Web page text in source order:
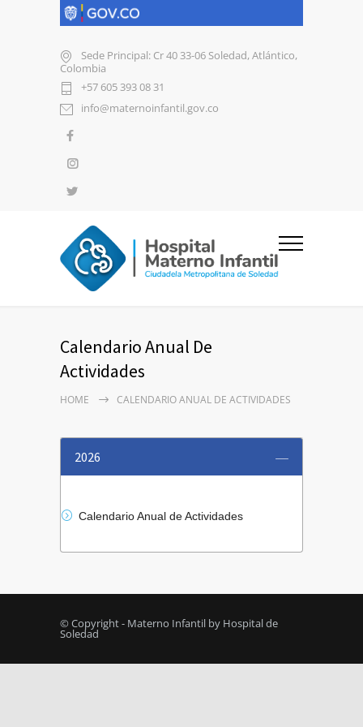
Sede Principal: Cr 40 33-06 Soledad, Atlántico,
Colombia
+57 605 393 08 31
info@maternoinfantil.gov.co
Calendario Anual De
Actividades
HOME CALENDARIO ANUAL DE ACTIVIDADES
2026
Calendario Anual de Actividades
© Copyright - Materno Infantil by Hospital de
Soledad